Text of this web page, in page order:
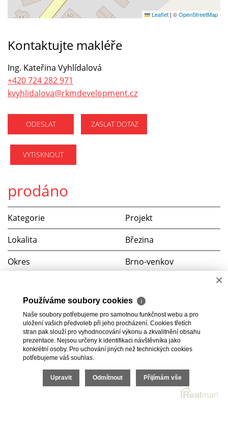
Leaflet | ©OpenStreetMap
Kontaktujte makléře
Ing. Kateřina Vyhlídalová
+420 724 282 971
kvyhlidalova@rkmdevelopment.cz
ODESLAT ZASLAT DOTAZ
VYTISKNOUT
prodáno
Kategorie
Projekt
Lokalita
Březina
Okres
Brno-venkov
Datum ukončení výstavby
1. červenec 2015
Zahájení prodeje
12. červenec 2014
2026 © RKM development s.r.o., všechna práva vyhrazena |Cookies
Realitní SWRealman
×
Používáme soubory cookies ℹ
Naše soubory potřebujeme pro samotnou funkčnost webu a pro
uložení vašich předvoleb při jeho procházení. Cookies třetích
stran pak slouží pro vyhodnocování výkonu a zkvalitnění obsahu
prezentace. Nejsou určeny k identifikaci návštěvníka jako
konkrétní osoby. Pro uchování jiných než technických cookies
potřebujeme váš souhlas.
Upravit Odmítnout Přijímám vše